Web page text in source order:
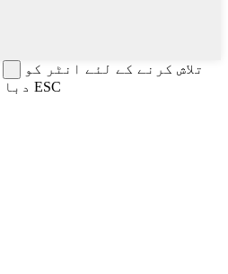
تلاش کرنے کے لئے انٹر کو
دبائیں یا بند ہونے کے لئے ESC